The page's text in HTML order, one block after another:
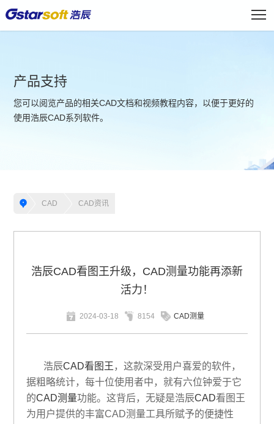
产品支持
您可以阅览产品的相关CAD文档和视频教程内容，以便于更好的
使用浩辰CAD系列软件。
CAD CAD资讯
浩辰CAD看图王升级，CAD测量功能再添新
活力！
2024-03-18 8154 CAD测量
浩辰CAD看图王 ，这款深受用户喜爱的软件，
据粗略统计，每十位使用者中，就有六位钟爱于它
的CAD测量功能。这背后，无疑是浩辰CAD看图王
为用户提供的丰富CAD测量工具所赋予的便捷性